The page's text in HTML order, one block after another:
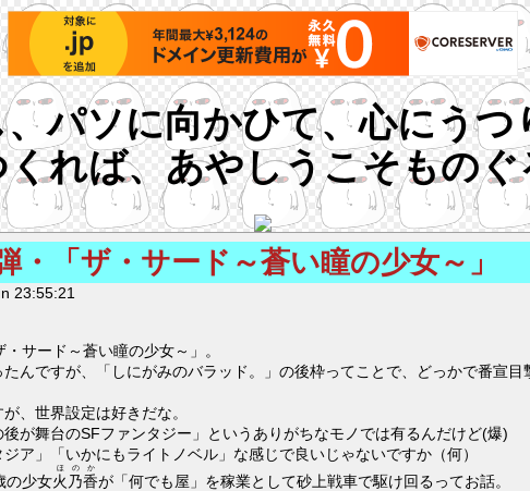
パソに向かひて、心にう
れば、あやしうこそもの
・「ザ・サード～蒼い瞳の少女～」
23:55:21
サード～蒼い瞳の少女～」。
んですが、「しにがみのバラッド。」の後枠ってことで、どっかで番宣目
、世界設定は好きだな。
後が舞台のSFファンタジー」というありがちなモノでは有るんだけど(爆)
ア」「いかにもライトノベル」な感じで良いじゃないですか（何）
の少女火乃香
ほのか
が「何でも屋」を稼業として砂上戦車で駆け回るってお話。